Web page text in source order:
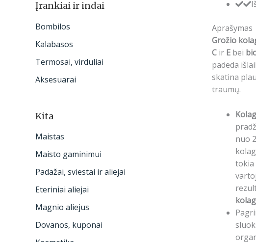
Įrankiai ir indai
Bombilos
Kalabasos
Termosai, virduliai
Aksesuarai
Kita
Maistas
Maisto gaminimui
Padažai, sviestai ir aliejai
Eteriniai aliejai
Magnio aliejus
Dovanos, kuponai
Aprašymas
Grožio
C ir E bei
padeda
skatina
traumų.
nuo
tokia